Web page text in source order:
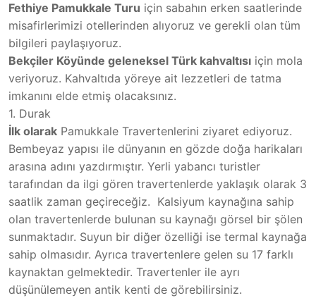
Fethiye Pamukkale Turu için sabahın erken saatlerinde
misafirlerimizi otellerinden alıyoruz ve gerekli olan tüm
bilgileri paylaşıyoruz.
Bekçiler Köyünde geleneksel Türk kahvaltısı için mola
veriyoruz. Kahvaltıda yöreye ait lezzetleri de tatma
imkanını elde etmiş olacaksınız.
1. Durak
İlk olarak Pamukkale Travertenlerini ziyaret ediyoruz.
Bembeyaz yapısı ile dünyanın en gözde doğa harikaları
arasına adını yazdırmıştır. Yerli yabancı turistler
tarafından da ilgi gören travertenlerde yaklaşık olarak 3
saatlik zaman geçireceğiz. Kalsiyum kaynağına sahip
olan travertenlerde bulunan su kaynağı görsel bir şölen
sunmaktadır. Suyun bir diğer özelliği ise termal kaynağa
sahip olmasıdır. Ayrıca travertenlere gelen su 17 farklı
kaynaktan gelmektedir. Travertenler ile ayrı
düşünülemeyen antik kenti de görebilirsiniz.